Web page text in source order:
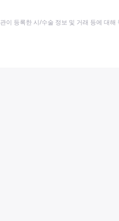
이 등록한 시/수술 정보 및 거래 등에 대해